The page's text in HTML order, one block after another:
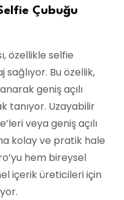
Çubuğu
özellikle selfie
Bu özellik,
geniş açılı
tanıyor. Uzayabilir
veya geniş açılı
kolay ve pratik hale
hem bireysel
içerik üreticileri için